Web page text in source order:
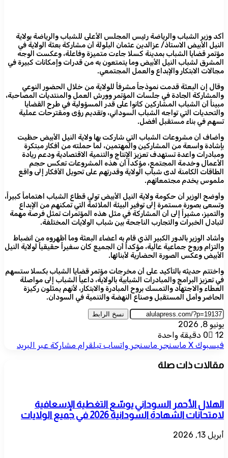
أكد وزير الشباب والرياضة رئيس المجلس الأعلى للشباب والرياضة بولاية
النيل الأبيض الاستاذ/ عزالدين عثمان البلولة أن مشاركة بعثة الولاية في
مؤتمر قضايا الشباب بمدينة كسلا جاءت متميزة وفاعلة، وعكست الوجه
المشرق لشباب النيل الأبيض وما يتمتعون به من قدرات وإمكانات كبيرة في
مجالات الابتكار والإبداع والعمل المجتمعي.
وقال إن البعثة قدمت نموذجاً مشرفاً للولاية من خلال الحضور النوعي
والمشاركة الجادة في جلسات المؤتمر وورش العمل والمنتديات المصاحبة،
مبيناً أن الشباب المشاركين كانوا على قدر المسؤولية في طرح القضايا
والتحديات التي تواجه الشباب السوداني، وتقديم رؤى ومقترحات عملية
تسهم في بناء مستقبل أفضل.
وأضاف أن مشروعات الشباب التي شاركت بها ولاية النيل الأبيض حظيت
بإشادة واسعة من المشاركين والمهتمين، لما حملته من أفكار مبتكرة
ومبادرات واعدة تستهدف تعزيز الإنتاج والتنمية الاقتصادية ودعم ريادة
الأعمال وخدمة المجتمع، مؤكداً أن هذه المشروعات تعكس حجم
الطاقات الكامنة لدى شباب الولاية وقدرتهم على تحويل الأفكار إلى واقع
ملموس يخدم مجتمعاتهم.
وأوضح الوزير أن حكومة ولاية النيل الأبيض تولي قطاع الشباب اهتماماً كبيراً،
وتسعى بصورة مستمرة إلى توفير البيئة الملائمة التي تمكنهم من الإبداع
والتميز، مشيراً إلى أن المشاركة في مثل هذه المؤتمرات تمثل فرصة مهمة
لتبادل الخبرات والتجارب الناجحة بين شباب الولايات المختلفة.
وأشاد الوزير بالدور الكبير الذي قام به أعضاء البعثة وما أظهروه من انضباط
والتزام وروح جماعية عالية، مؤكداً أن الجميع كان سفيراً حقيقياً لولاية النيل
الأبيض وعكس الصورة الحضارية لأبنائها.
واختتم حديثه بالتأكيد على أن مخرجات مؤتمر قضايا الشباب بكسلا ستسهم
في تعزيز البرامج والمبادرات الشبابية بالولاية، داعياً الشباب إلى مواصلة
العطاء والاجتهاد والتمسك بروح المبادرة والابتكار، لأنهم يمثلون ركيزة
الحاضر وأمل المستقبل وصناع النهضة والتنمية في السودان.
نسخ الرابط
يونيو 8, 2026
0
12
دقيقة واحدة
فيسبوك ‫X ماسنجر ماسنجر واتساب تيلقرام مشاركة عبر البريد
مقالات ذات صلة
الهلال الأحمر السوداني يوسّع التغطية الإسعافية
لامتحانات الشهادة السودانية 2026 في جميع الولايات
أبريل 13, 2026